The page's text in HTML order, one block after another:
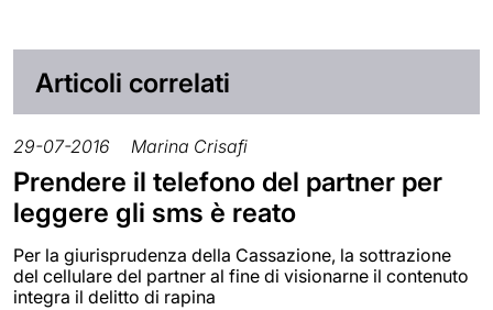
Articoli correlati
29-07-2016 Marina Crisafi
Prendere il telefono del partner per
leggere gli sms è reato
Per la giurisprudenza della Cassazione, la sottrazione
del cellulare del partner al fine di visionarne il contenuto
integra il delitto di rapina